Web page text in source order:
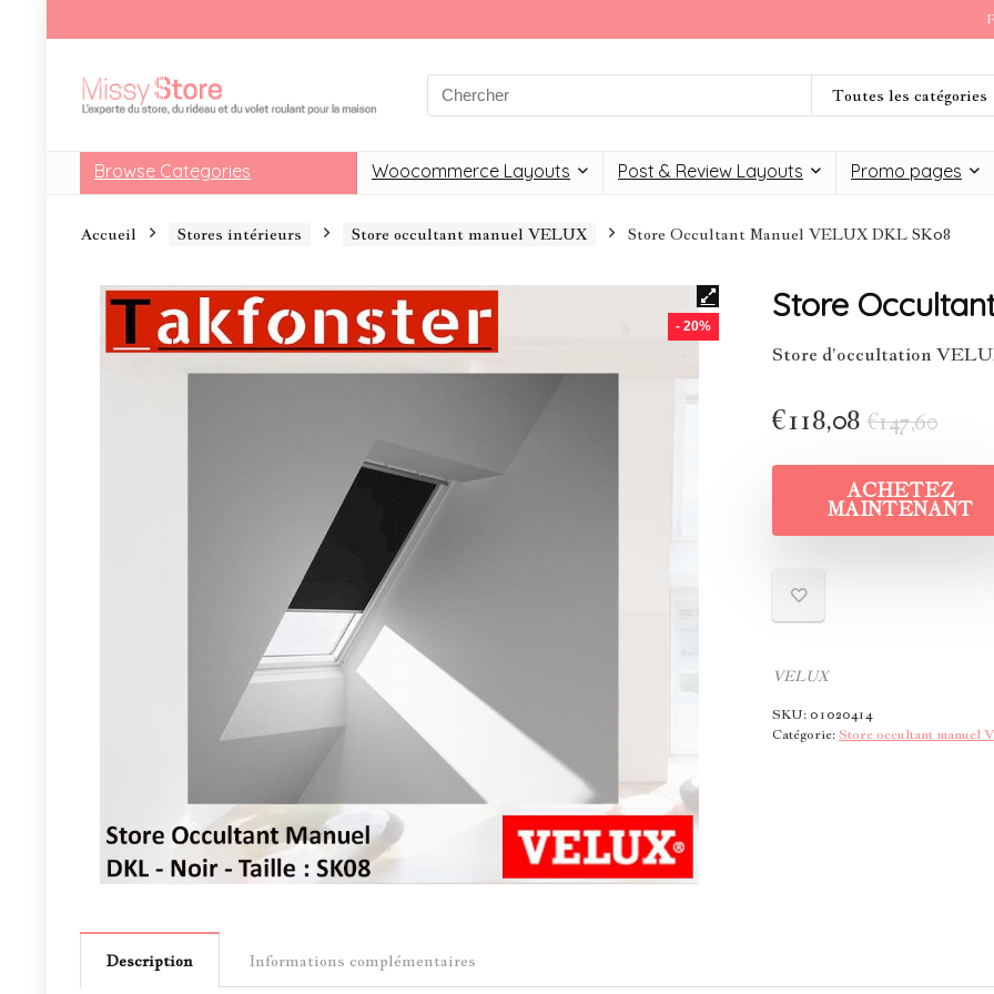
Toutes les catégories
Browse Categories Woocommerce Layouts Post & Review Layouts Promo pages
Accueil Stores intérieurs Store occultant manuel VELUX Store Occultant Manuel VELUX DKL SK08
- 20%
Store
Store d’occultation
€147,60
€118,08
ACHETEZ
MAINTENANT
VELUX
SKU:01020414
Catégorie:Store occultant manuel
Description Informations complémentaires